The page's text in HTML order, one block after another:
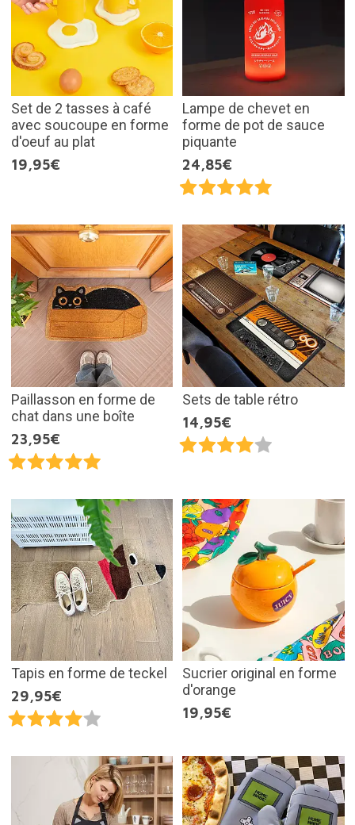
Set de 2 tasses à café
avec soucoupe en forme
d'oeuf au plat
19,95€
Lampe de chevet en
forme de pot de sauce
piquante
24,85€
Paillasson en forme de
chat dans une boîte
23,95€
Sets de table rétro
14,95€
Tapis en forme de teckel
29,95€
Sucrier original en forme
d'orange
19,95€